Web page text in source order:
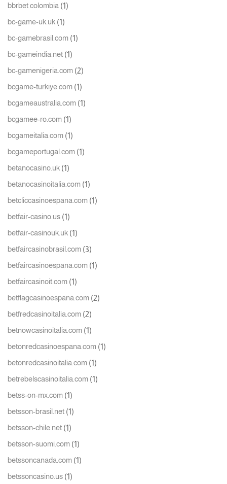
bbrbet colombia (1)
bc-game-uk.uk (1)
bc-gamebrasil.com (1)
bc-gameindia.net (1)
bc-gamenigeria.com (2)
bcgame-turkiye.com (1)
bcgameaustralia.com (1)
bcgamee-ro.com (1)
bcgameitalia.com (1)
bcgameportugal.com (1)
betanocasino.uk (1)
betanocasinoitalia.com (1)
betcliccasinoespana.com (1)
betfair-casino.us (1)
betfair-casinouk.uk (1)
betfaircasinobrasil.com (3)
betfaircasinoespana.com (1)
betfaircasinoit.com (1)
betflagcasinoespana.com (2)
betfredcasinoitalia.com (2)
betnowcasinoitalia.com (1)
betonredcasinoespana.com (1)
betonredcasinoitalia.com (1)
betrebelscasinoitalia.com (1)
betss-on-mx.com (1)
betsson-brasil.net (1)
betsson-chile.net (1)
betsson-suomi.com (1)
betssoncanada.com (1)
betssoncasino.us (1)